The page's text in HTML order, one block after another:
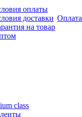
оплаты
доставки
на товар
Оплата
class